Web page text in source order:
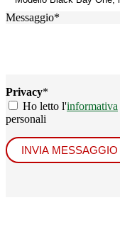
Messaggio*
Privacy*
Ho letto l'informativa
personali
INVIA MESSAGGIO